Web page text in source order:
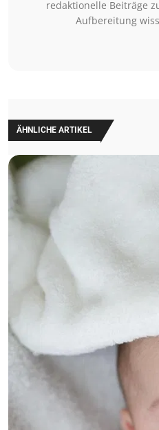
redaktionelle Beiträge
Aufbereitung
ÄHNLICHE ARTIKEL